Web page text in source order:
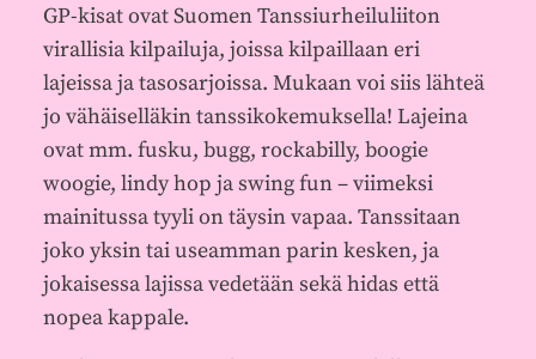
GP-kisat ovat Suomen Tanssiurheiluliiton
virallisia kilpailuja, joissa kilpaillaan eri
lajeissa ja tasosarjoissa. Mukaan voi siis lähteä
jo vähäiselläkin tanssikokemuksella! Lajeina
ovat mm. fusku, bugg, rockabilly, boogie
woogie, lindy hop ja swing fun – viimeksi
mainitussa tyyli on täysin vapaa. Tanssitaan
joko yksin tai useamman parin kesken, ja
jokaisessa lajissa vedetään sekä hidas että
nopea kappale.